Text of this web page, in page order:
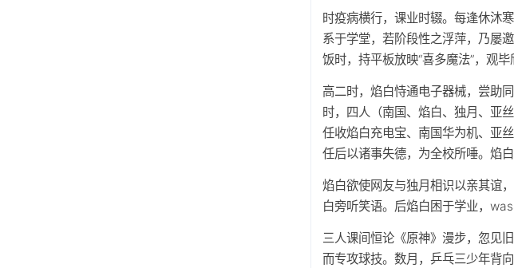
时疫病横行，课业时辍。每逢休沐
系于学堂，若阶段性之浮萍，乃屡
饭时，持平板放映“喜多魔法”，观
高二时，焰白恃通电子器械，尝助
时，四人（南国、焰白、独月、亚
任收焰白充电宝、南国华为机、亚
任后以诸事失德，为全校所唾。焰
焰白欲使网友与独月相识以亲其谊
白旁听笑语。后焰白困于学业，
三人课间恒论《原神》漫步，忽见
而专攻球技。数月，乒乓三少年背